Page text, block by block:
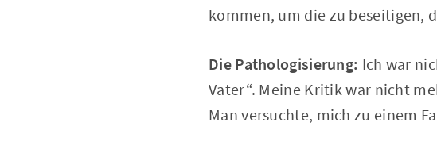
kommen, um die zu beseitigen,
Die Pathologisierung: Ich war
Vater“. Meine Kritik war nicht
Man versuchte, mich zu einem